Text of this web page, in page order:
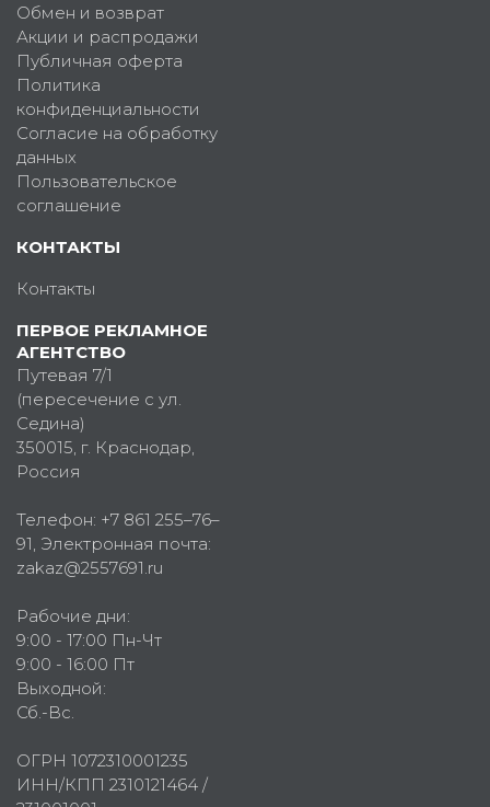
Обмен и возврат
Акции и распродажи
Публичная оферта
Политика
конфиденциальности
Согласие на обработку
данных
Пользовательское
соглашение
КОНТАКТЫ
Контакты
ПЕРВОЕ РЕКЛАМНОЕ
АГЕНТСТВО
Путевая 7/1
(пересечение с ул.
Седина)
350015 , г. Краснодар,
Россия
Телефон: +7 861 255–76–
91 , Электронная почта:
zakaz@2557691.ru
Рабочие дни:
9:00 - 17:00 Пн-Чт
9:00 - 16:00 Пт
Выходной:
Сб.-Вс.
ОГРН 1072310001235
ИНН/КПП 2310121464 /